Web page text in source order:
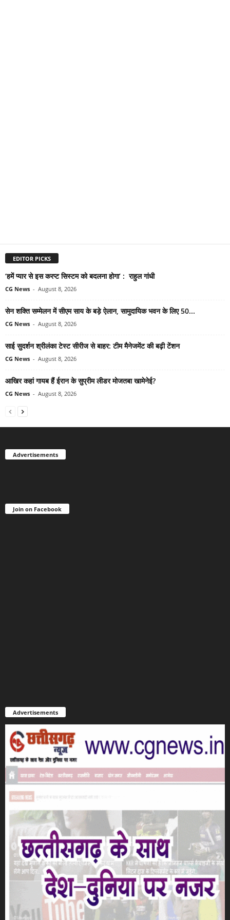
EDITOR PICKS
‘हमें प्यार से इस करप्ट सिस्टम को बदलना होगा’ : राहुल गांधी
CG News - August 8, 2026
सेन शक्ति सम्मेलन में सीएम साय के बड़े ऐलान, सामुदायिक भवन के लिए 50...
CG News - August 8, 2026
साई सुदर्शन श्रीलंका टेस्ट सीरीज से बाहर: टीम मैनेजमेंट की बढ़ी टेंशन
CG News - August 8, 2026
आखिर कहां गायब हैं ईरान के सुप्रीम लीडर मोजतबा खामेनेई?
CG News - August 8, 2026
Advertisements
Join on Facebook
Advertisements